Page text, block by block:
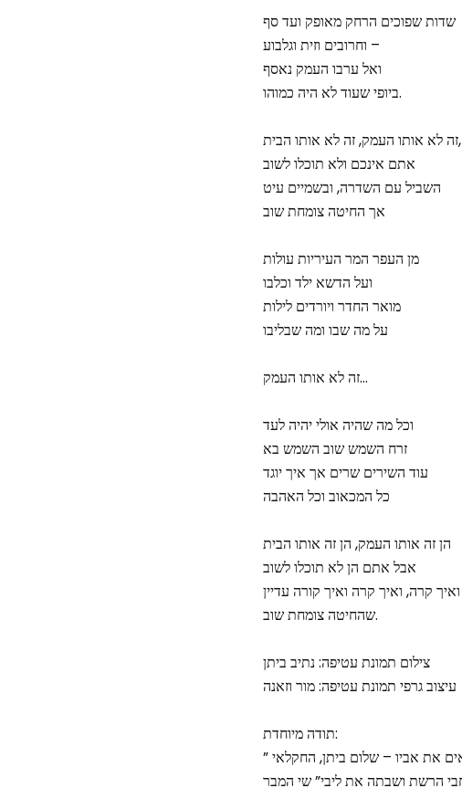
שדות שפוכים הרחק מאופק ועד סף
וחרובים וזית וגלבוע –
ואל ערבו העמק נאסף
ביופי שעוד לא היה כמוהו.
זה לא אותו העמק, זה לא אותו הבית,
אתם אינכם ולא תוכלו לשוב
השביל עם השדרה, ובשמיים עיט
אך החיטה צומחת שוב
מן העפר המר העיריות עולות
ועל הדשא ילד וכלבו
מואר החדר ויורדים לילות
על מה שבו ומה שבליבו
זה לא אותו העמק…
וכל מה שהיה אולי יהיה לעד
זרח השמש שוב השמש בא
עוד השירים שרים אך איך יוגד
כל המכאוב וכל האהבה
הן זה אותו העמק, הן זה אותו הבית
אבל אתם הן לא תוכלו לשוב
ואיך קרה, ואיך קרה ואיך קורה עדיין
שהחיטה צומחת שוב.
צילום תמונת עטיפה: נתיב ביתן
עיצוב גרפי תמונת עטיפה: מור וזאנה
תודה מיוחדת:
” את התמונה לעטיפת השיר צילם בכישרון רב נתיב ביתן ממועצה אזורית מרחבים. בתמונה רואים את אביו – שלום ביתן, החקלאי